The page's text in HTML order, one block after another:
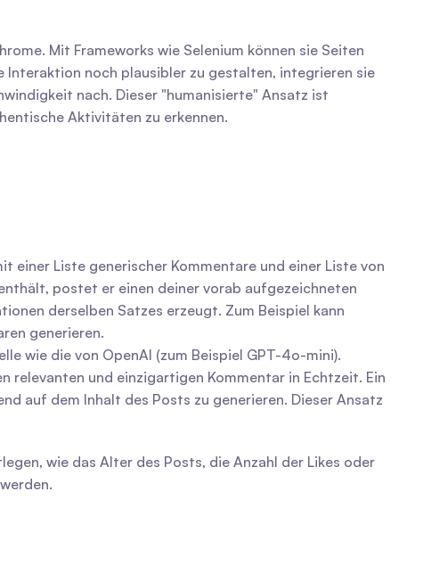
Mit Frameworks wie Selenium können sie Seiten
Interaktion noch plausibler zu gestalten, integrieren sie
nach. Dieser "humanisierte" Ansatz ist
Aktivitäten zu erkennen.
einer Liste generischer Kommentare und einer Liste von
postet er einen deiner vorab aufgezeichneten
generieren.
wie die von OpenAI (zum Beispiel GPT-4o-mini).
und einzigartigen Kommentar in Echtzeit. Ein
auf dem Inhalt des Posts zu generieren. Dieser Ansatz
wie das Alter des Posts, die Anzahl der Likes oder